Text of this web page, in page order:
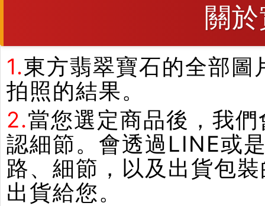
關
1.東方翡翠寶石的全部
拍照的結果。
2.當您選定商品後，我
認細節。會透過LINE或
路、細節，以及出貨包
出貨給您。